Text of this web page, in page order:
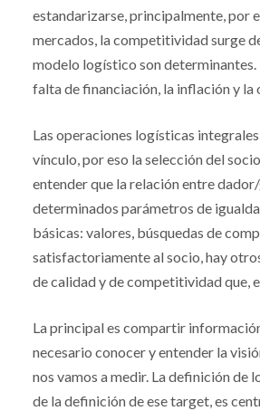
estandarizarse, principalmente, por
mercados, la competitividad surge
modelo logístico son determinantes.
falta de financiación, la inflación y la
Las operaciones logísticas
vínculo, por eso la selección del
entender que la relación entre
determinados parámetros de
básicas: valores, búsquedas de
satisfactoriamente al socio, hay
de calidad y de competitividad que,
La principal es compartir
necesario conocer y entender la
nos vamos a medir. La definición de
de la definición de ese target, es